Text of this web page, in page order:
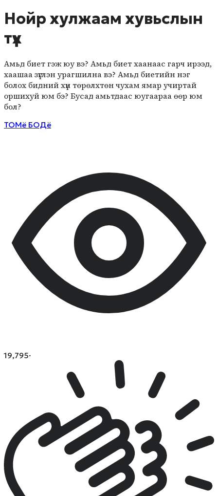
Нойр хулжаам хувьслын
түүх
Амьд биет гэж юу вэ? Амьд биет хаанаас гарч ирээд,
хаашаа зүглэн урагшилна вэ? Амьд биетийн нэг
болох бидний хүн төрөлхтөн чухам ямар учиртай
оршихуй юм бэ? Бусад амьтдаас юугаараа өөр юм
бол?
ТОМё БОДё
19,795·